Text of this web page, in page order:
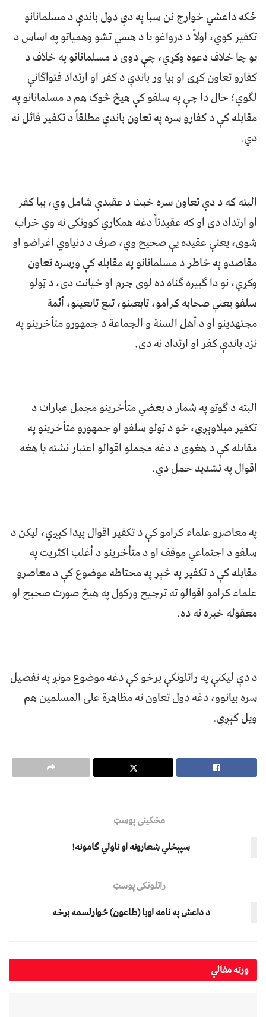
ځکه داعشي خوارج نن سبا په دې ډول باندې د مسلمانانو
تکفیر کوي، اولاً د درواغو یا د هسې تشو وهمیاتو په اساس د
یو چا خلاف دعوه وکړي، چې دوی د مسلمانانو په خلاف د
کفارو تعاون کړی او بیا ور باندې د کفر او ارتداد فتواګانې
لګوي؛ حال دا چې په سلفو کې هیڅ څوک هم د مسلمانانو په
مقابله کې د کفارو سره په تعاون باندې مطلقاً د تکفیر قائل نه
دي.
البته که د دې تعاون سره خبث د عقیدې شامل وي، بیا کفر
او ارتداد دی او که عقیدتاً دغه همکاري کوونکی نه وي خراب
شوی، يعنې عقیده یې صحیح وي، صرف د دنياوي اغراضو او
مقاصدو په خاطر د مسلمانانو په مقابله کې ورسره تعاون
وکړي، نو دا ګبیره ګناه ده لوی جرم او خیانت دی، د ټولو
سلفو يعنې صحابه کرامو، تابعینو، تبع تابعینو، أئمة
مجتهدینو او د أهل السنة و الجماعة د جمهورو متأخرینو په
نزد باندې کفر او ارتداد نه دی.
البته د ګوتو په شمار د بعضي متأخرینو مجمل عبارات د
تکفیر ميلاوېږي، خو د ټولو سلفو او جمهورو متأخرینو په
مقابله کې د هغوی د دغه مجملو اقوالو اعتبار نشته یا هغه
اقوال په تشدید حمل دي.
په معاصرو علماء کرامو کې د تکفیر اقوال پیدا کېږي، لیکن د
سلفو د اجتماعي موقف او د متأخرینو د أغلب اکثریت په
مقابله کې د تکفیر په څېر په محتاطه موضوع کې د معاصرو
علماء کرامو اقوالو ته ترجیح ورکول په هیڅ صورت صحیح او
معقوله خبره نه ده.
د دې لیکنې په راتلونکې برخو کې دغه موضوع مونږ په تفصیل
سره بيانوو، دغه ډول تعاون ته مظاهرة علی المسلمین هم
ویل کېږي.
مخکینی پوسټ
سپېڅلي شعارونه او ناولي ګامونه!
راتلونکی پوسټ
د داعش په نامه اوبا (طاعون) څوارلسمه برخه
ورتهمقالې